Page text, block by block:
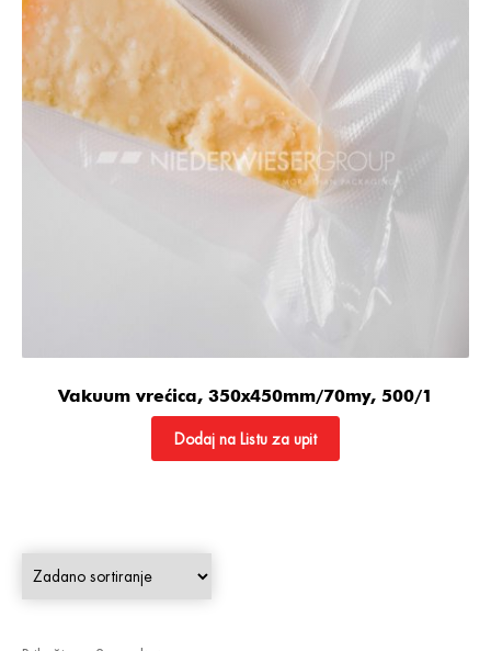
Vakuum vrećica, 350x450mm/70my, 500/1
Dodaj na Listu za upit